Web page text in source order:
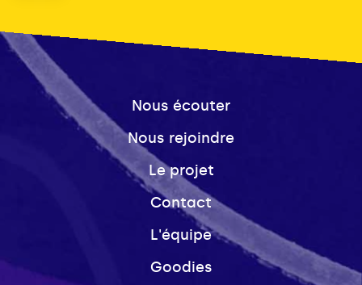
Nous écouter
Nous rejoindre
Le projet
Contact
L'équipe
Goodies